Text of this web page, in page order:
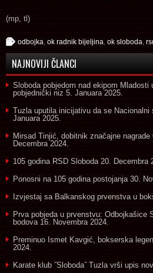
(mp, tl)
odbojka ok radnik bijeljina ok sloboda
NAJNOVIJI ČLANCI
Sloboda pobjedom nad ekipom Mladosti
pobjednički niz 5. Januara 2025.
Tuzla uputila inicijativu da se Nacionalni
Januara 2025.
Mirsad Tinjić, dobitnik značajne
Decembra 2024.
105 godina RSD Sloboda 20. Decembra
Ponosni na 105 godina postojanja 30.
Izvjestaj sa Balkanskog prvenstva u
Prva pobjeda u prvenstvu: Odbojkašice
bodova 16. Novembra 2024.
Preminuo Ismet Kavgić, bokserska
2024.
Karate klub ˝Sloboda˝ Tuzla vrši upis